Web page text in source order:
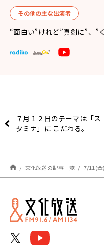
その他の主な出演者
“面白い”けれど”真剣に”、”
７月１２日のテーマは「ス
タミナ」に こだわる。
文化放送の記事一覧 7/11(金)本日